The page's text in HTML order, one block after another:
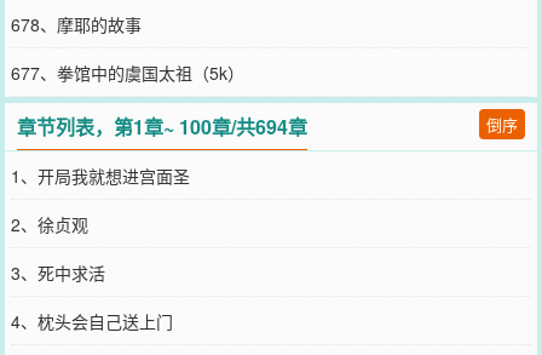
678、摩耶的故事
677、拳馆中的虞国太祖（5k）
章节列表，第1章~ 100章/共694章 倒序
1、开局我就想进宫面圣
2、徐贞观
3、死中求活
4、枕头会自己送上门